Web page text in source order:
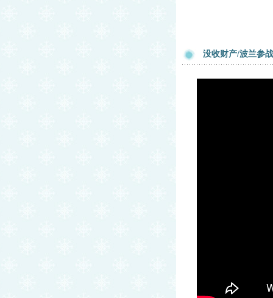
没收财产/波兰参